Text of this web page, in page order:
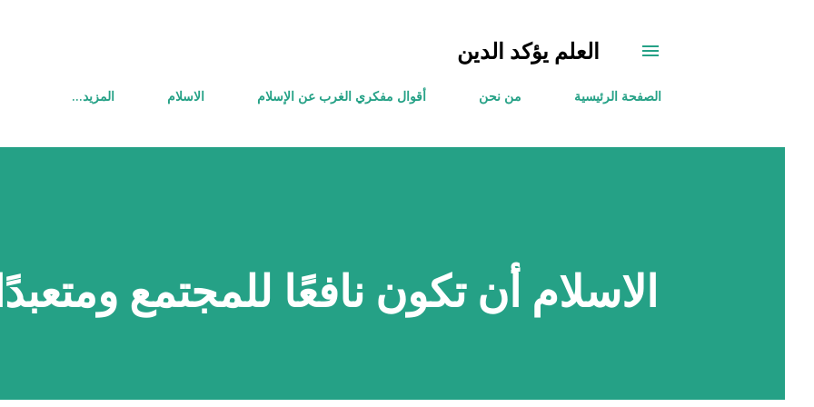
العلم يؤكد الدين
الصفحة الرئيسية من نحن أقوال مفكري الغرب عن الإسلام الاسلام ‏المزيد…
الاسلام أن تكون نافعًا للمجتمع